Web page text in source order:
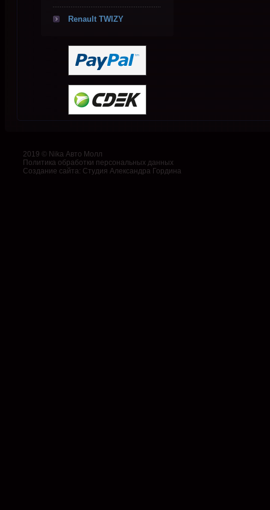
Renault TWIZY
2019 © Nika Авто Молл
Политика обработки персональных данных
Создание сайта: Студия Александра Гордина